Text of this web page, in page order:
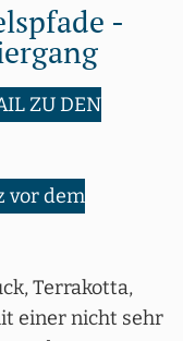
-
ZU DEN
vor dem
Terrakotta,
einer nicht sehr